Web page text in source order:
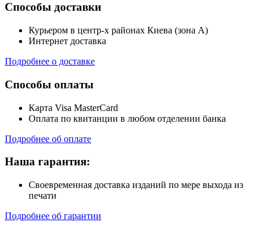
Способы доставки
Курьером в центр-х районах Киева (зона А)
Интернет доставка
Подробнее о доставке
Способы оплаты
Карта Visa MasterCard
Оплата по квитанции в любом отделении банка
Подробнее об оплате
Наша гарантия:
Своевременная доставка изданий по мере выхода из
печати
Подробнее об гарантии